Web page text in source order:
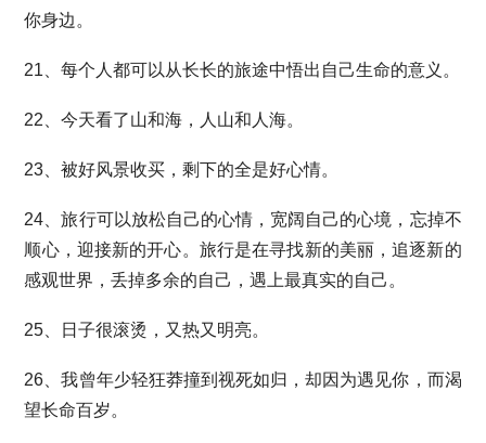
你身边。
21、每个人都可以从长长的旅途中悟出自己生命的意义。
22、今天看了山和海，人山和人海。
23、被好风景收买，剩下的全是好心情。
24、旅行可以放松自己的心情，宽阔自己的心境，忘掉不
顺心，迎接新的开心。旅行是在寻找新的美丽，追逐新的
感观世界，丢掉多余的自己，遇上最真实的自己。
25、日子很滚烫，又热又明亮。
26、我曾年少轻狂莽撞到视死如归，却因为遇见你，而渴
望长命百岁。